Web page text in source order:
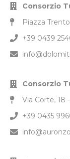
Consorzio
Piazza
+39 0439
Consorzio
Via Corte, 18
+39 0435